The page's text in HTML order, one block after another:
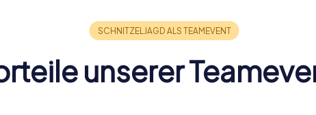
lernt ihr die Stärken und Schwächen eurer
Teamgeist und stärkt das Zusammengehörigkeitsgefühl. Durch
unserer